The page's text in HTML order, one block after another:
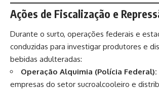
Ações de Fiscalização e
Durante o surto, operações federais e
conduzidas para investigar produtores e
bebidas adulteradas:
Operação Alquimia (Polícia Federal):
empresas do setor sucroalcooleiro e